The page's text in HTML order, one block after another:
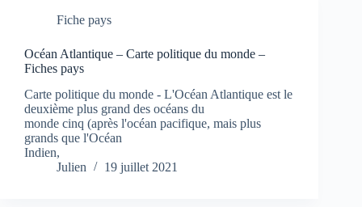
Fiche pays
Océan Atlantique – Carte politique du monde –
Fiches pays
Carte politique du monde - L'Océan Atlantique est le
deuxième plus grand des océans du
monde cinq (après l'océan pacifique, mais plus
grands que l'Océan
Indien,
Julien
19 juillet 2021